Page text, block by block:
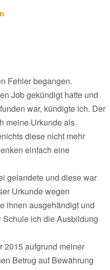
Fehler begangen.
Job gekündigt hatte und
war, kündigte ich. Der
meine Urkunde als
diese nicht mehr
einfach eine
gelandete und diese war
Urkunde wegen
ihnen ausgehändigt und
ich die Ausbildung
2015 aufgrund meiner
Betrug auf Bewährung